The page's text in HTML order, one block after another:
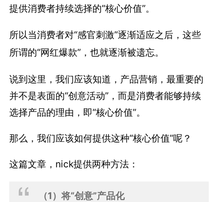
提供消费者持续选择的“核心价值”。
所以当消费者对“感官刺激”逐渐适应之后，这些
所谓的“网红爆款”，也就逐渐被遗忘。
说到这里，我们应该知道，产品营销，最重要的
并不是表面的“创意活动”，而是消费者能够持续
选择产品的理由，即“核心价值”。
那么，我们应该如何提供这种“核心价值”呢？
这篇文章，nick提供两种方法：
（1）将“创意”产品化